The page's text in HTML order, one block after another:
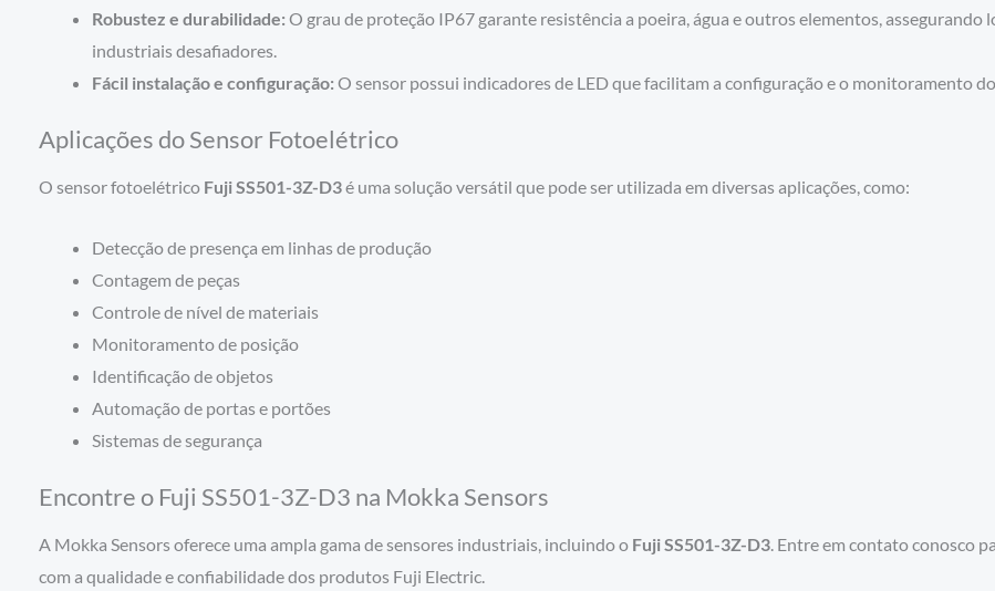
Robustez e durabilidade: O grau de proteção IP67 garante resistência a poeira, água e outros elementos,
industriais desafiadores.
Fácil instalação e configuração: O sensor possui indicadores de LED que facilitam a configuração e o monitoramento
Aplicações do Sensor Fotoelétrico
O sensor fotoelétrico Fuji SS501-3Z-D3é uma solução versátil que pode ser utilizada em diversas aplicações, como:
Detecção de presença em linhas de produção
Contagem de peças
Controle de nível de materiais
Monitoramento de posição
Identificação de objetos
Automação de portas e portões
Sistemas de segurança
Encontre o Fuji SS501-3Z-D3 na Mokka Sensors
A Mokka Sensors oferece uma ampla gama de sensores industriais, incluindo o Fuji SS501-3Z-D3. Entre em contato conosco
com a qualidade e confiabilidade dos produtos Fuji Electric.